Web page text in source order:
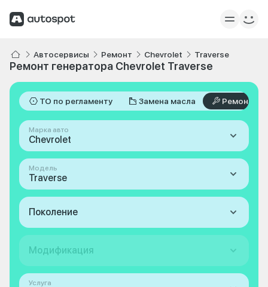
Автосервисы Ремонт Chevrolet Traverse
Ремонт генератора Chevrolet Traverse
ТО по регламенту Замена масла Ремонт
Марка авто
Chevrolet
Модель
Traverse
Поколение
Модификация
Услуга